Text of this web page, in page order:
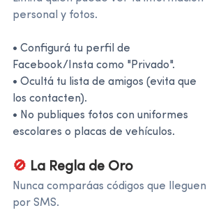
personal y fotos.
• Configurá tu perfil de
Facebook/Insta como "Privado".
• Ocultá tu lista de amigos (evita que
los contacten).
• No publiques fotos con uniformes
escolares o placas de vehículos.
🚫 La Regla de Oro
Nunca comparáas códigos que lleguen
por SMS.